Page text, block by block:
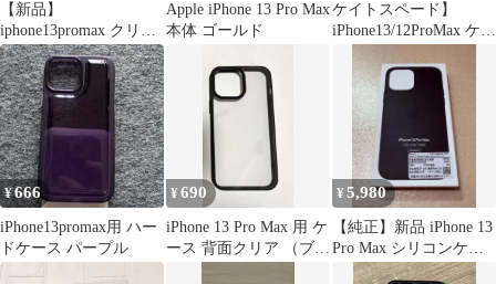
【新品】
iphone13promax クリア
ケース スマホケース 耐
衝撃
Apple iPhone 13 Pro Max
本体 ゴールド
ケイトスペード】
iPhone13/12ProMax ケー
¥666
iPhone13promax用 ハー
ドケース パープル
¥690
iPhone 13 Pro Max 用 ケ
ース 背面クリア （ブラ
¥5,980
【純正】新品 iPhone 13
Pro Max シリコンケー
ス ミッドナイト